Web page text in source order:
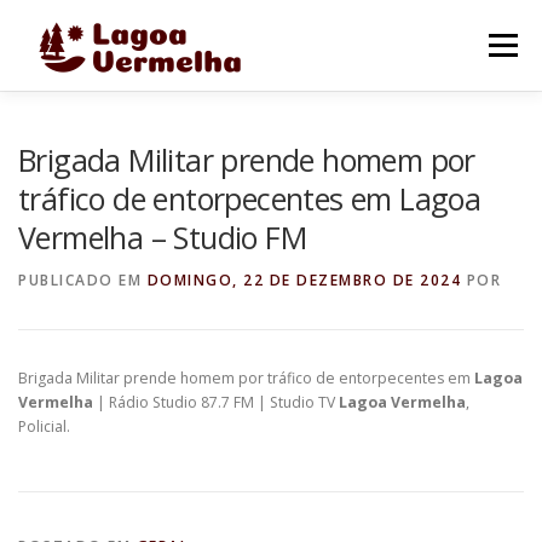
Menu
FALE CONOSCO
Brigada Militar prende homem por
tráfico de entorpecentes em Lagoa
Vermelha – Studio FM
PUBLICADO EM DOMINGO, 22 DE DEZEMBRO DE 2024 POR
Brigada Militar prende homem por tráfico de entorpecentes em Lagoa
Vermelha | Rádio Studio 87.7 FM | Studio TV Lagoa Vermelha,
Policial.